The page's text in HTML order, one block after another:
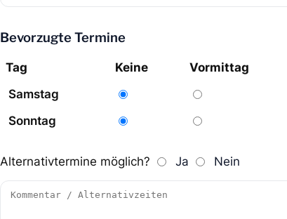
Bevorzugte Termine
Tag Keine Vormittag
Samstag
Sonntag
Alternativtermine möglich? Ja Nein